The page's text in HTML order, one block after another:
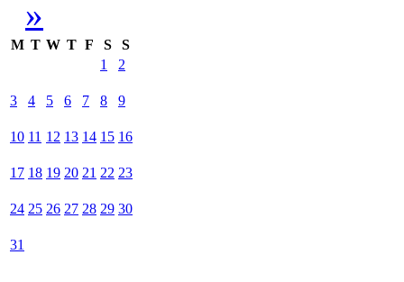
»
M T W T F S
S
1
2
3 4 5 6 7 8 9
10 11 12 13 14 15 16
17 18 19 20 21 22 23
24 25 26 27 28 29 30
31